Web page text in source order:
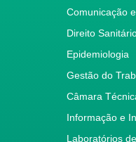
Comunicação
Direito
Epidemiologia
Gestão do
Câmara
Informação e
Laboratórios